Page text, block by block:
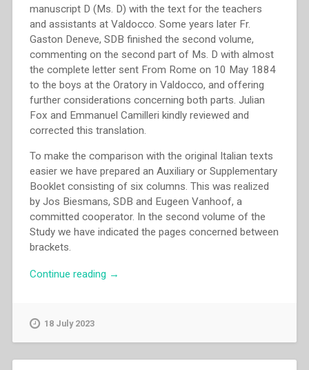
manuscript D (Ms. D) with the text for the teachers
and assistants at Valdocco. Some years later Fr.
Gaston Deneve, SDB finished the second volume,
commenting on the second part of Ms. D with almost
the complete letter sent From Rome on 10 May 1884
to the boys at the Oratory in Valdocco, and offering
further considerations concerning both parts. Julian
Fox and Emmanuel Camilleri kindly reviewed and
corrected this translation.
To make the comparison with the original Italian texts
easier we have prepared an Auxiliary or Supplementary
Booklet consisting of six columns. This was realized
by Jos Biesmans, SDB and Eugeen Vanhoof, a
committed cooperator. In the second volume of the
Study we have indicated the pages concerned between
brackets.
Continue reading “Rik
→
18 July 2023